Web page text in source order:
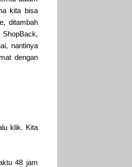
kita bisa
ditambah
nantinya
dengan
klik. Kita
48 jam